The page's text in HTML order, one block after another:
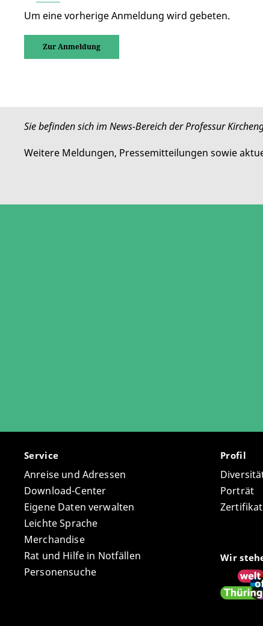
Um eine vorherige Anmeldung wird gebeten.
Zur Anmeldung
Sie befinden sich im News-Bereich der Professur
Weitere Meldungen, Pressemitteilungen sowie
Service
Anreise und Adressen
Download-Center
Eigene Daten verwalten
Leichte Sprache
Merchandise
Rat und Hilfe in Notfällen
Personensuche
Profil
Porträt
Wir